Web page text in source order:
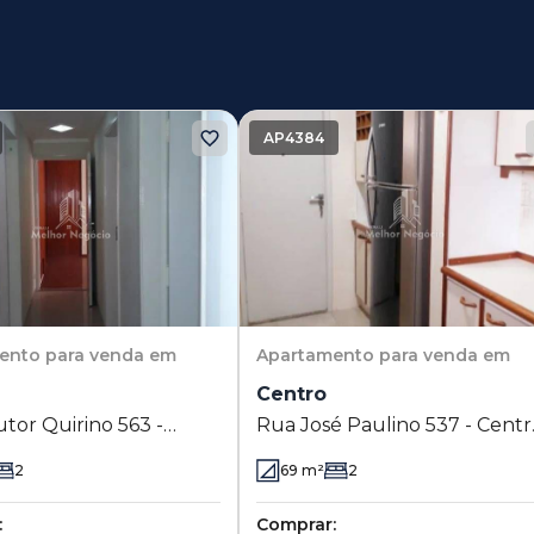
para venda em
Quirino 563 -
2
AP4384
Apartamento para venda em
Centro
Rua José Paulino 537 -
69 m² 2
Comprar: